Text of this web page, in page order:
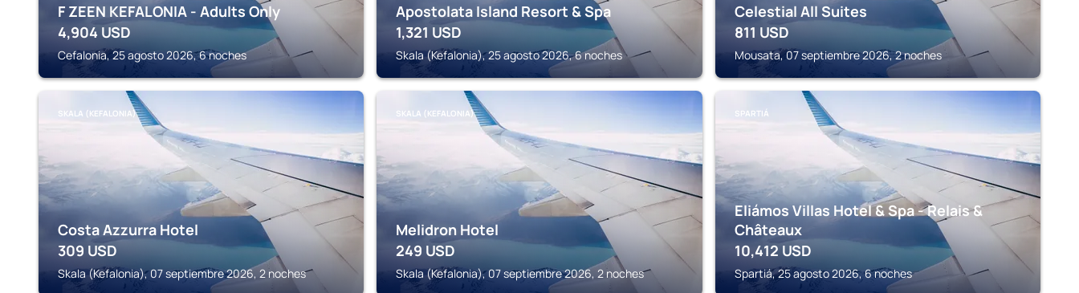
F ZEEN KEFALONIA - Adults Only
4,904 USD
Cefalonia, 25 agosto 2026, 6 noches
Apostolata Island Resort & Spa
1,321 USD
Skala (Kefalonia), 25 agosto 2026, 6 noches
Celestial All Suites
811 USD
Mousata, 07 septiembre 2026, 2 noches
SKALA (KEFALONIA)
Costa Azzurra Hotel
309 USD
Skala (Kefalonia), 07 septiembre 2026, 2 noches
SKALA (KEFALONIA)
Melidron Hotel
249 USD
Skala (Kefalonia), 07 septiembre 2026, 2 noches
SPARTIÁ
Eliámos Villas Hotel & Spa - Relais &
Châteaux
10,412 USD
Spartiá, 25 agosto 2026, 6 noches